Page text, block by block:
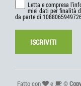
Letta e compresa
miei dati per finalità
da parte di
ISCRIVITI
Fatto con e ©